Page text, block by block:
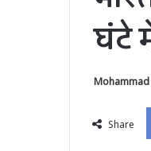
घंटे
Mohammad
Share